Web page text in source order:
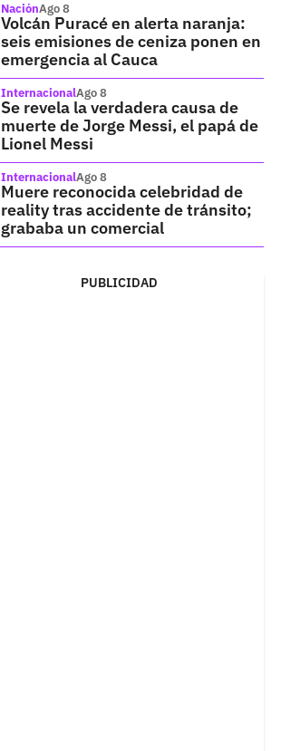
NaciónAgo 8
Volcán Puracé en alerta naranja:
seis emisiones de ceniza ponen en
emergencia al Cauca
InternacionalAgo 8
Se revela la verdadera causa de
muerte de Jorge Messi, el papá de
Lionel Messi
InternacionalAgo 8
Muere reconocida celebridad de
reality tras accidente de tránsito;
grababa un comercial
PUBLICIDAD